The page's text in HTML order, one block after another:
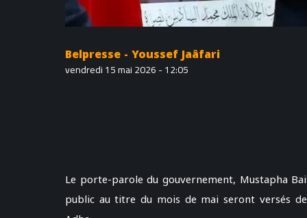
Belpresse - Youssef Jaâfari
vendredi 15 mai 2026 - 12:05
Le porte-parole du gouvernement, Mustapha
public au titre du mois de mai seront versés